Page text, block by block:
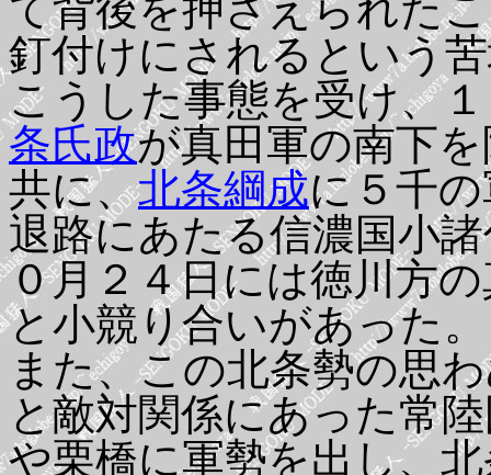
釘付けにされるという
こうした事態を受け、
条氏政が真田軍の南下
共に、北条綱成に５千
退路にあたる信濃国小
０月２４日には徳川方
と小競り合いがあった。
また、この北条勢の思
と敵対関係にあった常
や栗橋に軍勢を出し、